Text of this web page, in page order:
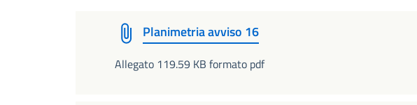
Planimetria avviso 16
Allegato 119.59 KB formato pdf